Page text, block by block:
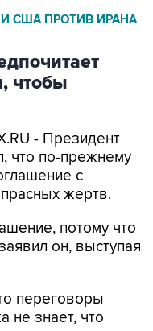
США ПРОТИВ ИРАНА
чтобы
- Президент
что по-прежнему
с
жертв.
потому что
он, выступая
переговоры
не знает, что